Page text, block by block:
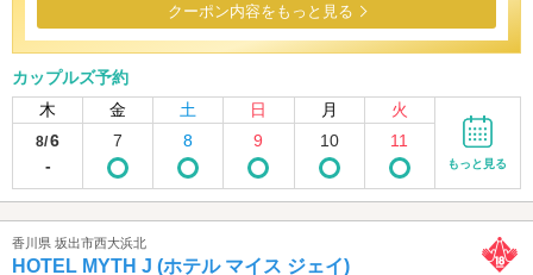
クーポン内容をもっと見る
カップルズ予約
木
金 土 日 月 火
8/6
-
7 8 9 10 11
もっと見る
香川県 坂出市西大浜北
HOTEL MYTH J (ホテル マイス ジェイ)